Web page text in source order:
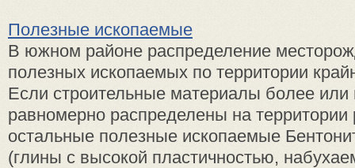
Полезные ископаемые
В южном районе распределение
полезных ископаемых по территории
Если строительные материалы более или
равномерно распределены на территории
остальные полезные ископаемые
(глины с высокой пластичностью,